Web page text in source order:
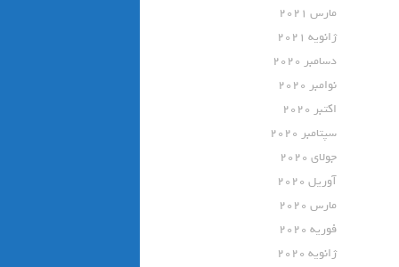
مارس 2021
ژانویه 2021
دسامبر 2020
نوامبر 2020
اکتبر 2020
سپتامبر 2020
جولای 2020
آوریل 2020
مارس 2020
فوریه 2020
ژانویه 2020